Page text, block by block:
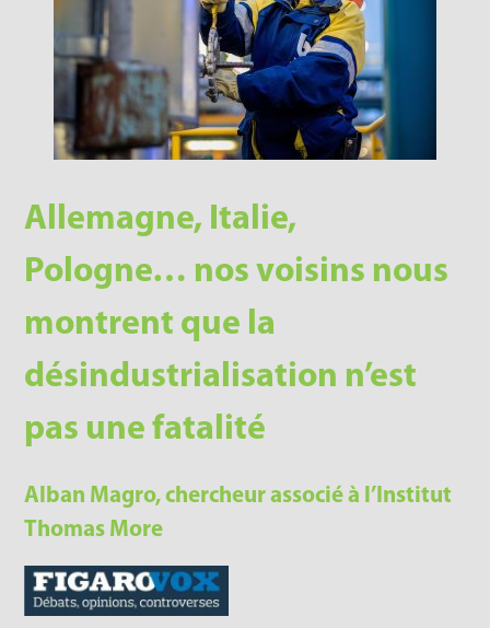
Allemagne, Italie,
Pologne… nos voisins nous
montrent que la
désindustrialisation n’est
pas une fatalité
Alban Magro, chercheur associé à l’Institut
Thomas More